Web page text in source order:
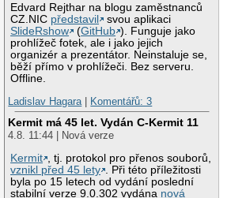
Edvard Rejthar na blogu zaměstnanců
CZ.NIC představil
svou aplikaci
SlideRshow
(GitHub ). Funguje jako
prohlížeč fotek, ale i jako jejich
organizér a prezentátor. Neinstaluje se,
běží přímo v prohlížeči. Bez serveru.
Offline.
Ladislav Hagara| Komentářů: 3
Kermit má 45 let. Vydán C-Kermit 11
4.8. 11:44 | Nová verze
Kermit
, tj. protokol pro přenos souborů,
vznikl před 45 lety
. Při této příležitosti
byla po 15 letech od vydání poslední
stabilní verze 9.0.302 vydána nová